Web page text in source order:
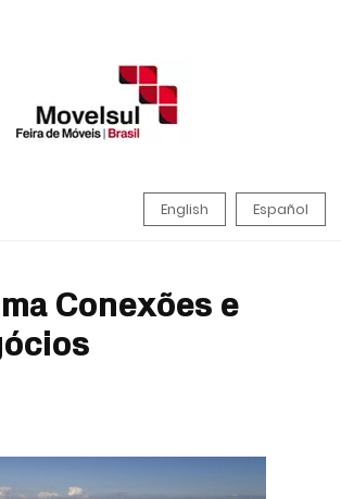
English Español
Conexões e